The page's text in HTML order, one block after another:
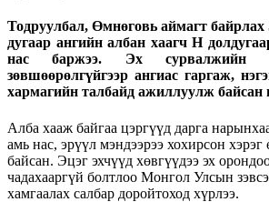
Тодруулбал, Өмнөговь аймагт байрлах
дугаар ангийн албан хаагч Н
нас баржээ. Эх сурвалжийн
зөвшөөрөлгүйгээр ангиас гаргаж,
хармагийн талбайд ажиллуулж байсан
Алба хааж байгаа цэргүүд дарга
амь нас, эрүүл мэндээрээ хохирсон хэрэг
байсан. Эцэг эхчүүд хөвгүүдээ эх
чадахааргүй болтлоо Монгол Улсын
хамгаалах салбар доройтоход хүрлээ.